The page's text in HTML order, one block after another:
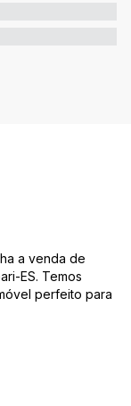
a venda de
ES. Temos
perfeito para